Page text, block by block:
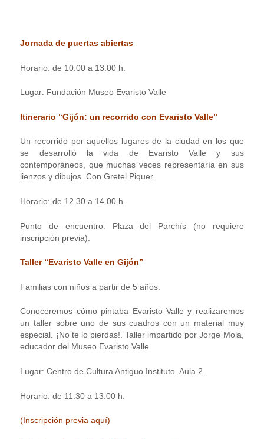
Jornada de puertas abiertas
Horario: de 10.00 a 13.00 h.
Lugar: Fundación Museo Evaristo Valle
Itinerario “Gijón: un recorrido con Evaristo Valle”
Un recorrido por aquellos lugares de la ciudad en los que
se desarrolló la vida de Evaristo Valle y sus
contemporáneos, que muchas veces representaría en sus
lienzos y dibujos. Con Gretel Piquer.
Horario: de 12.30 a 14.00 h.
Punto de encuentro: Plaza del Parchís (no requiere
inscripción previa).
Taller “Evaristo Valle en Gijón”
Familias con niños a partir de 5 años.
Conoceremos cómo pintaba Evaristo Valle y realizaremos
un taller sobre uno de sus cuadros con un material muy
especial. ¡No te lo pierdas!. Taller impartido por Jorge Mola,
educador del Museo Evaristo Valle
Lugar: Centro de Cultura Antiguo Instituto. Aula 2.
Horario: de 11.30 a 13.00 h.
(Inscripción previa aquí)